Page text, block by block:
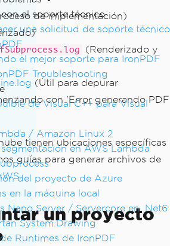
el soporte técnico
una solicitud de soporte técnico
el mejor soporte para IronPDF
Troubleshooting
de Visual C++ para Visual
/ Amazon Linux 2
en AWS Lambda
del proyecto de Azure
en la máquina local
Nano Server / Servercore en .Net6
System.Drawing
Runtimes de IronPDF
de implementación)
(Renderizado y
(Útil para depurar
con 'Error generando PDF
tienen ubicaciones específicas
guías para generar archivos de
.
un proyecto